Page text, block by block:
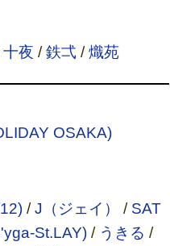
十夜 /鉄弌 /熾苑
OSAKA)
/J（ジェイ） / SAT
St.LAY)/ うきる /